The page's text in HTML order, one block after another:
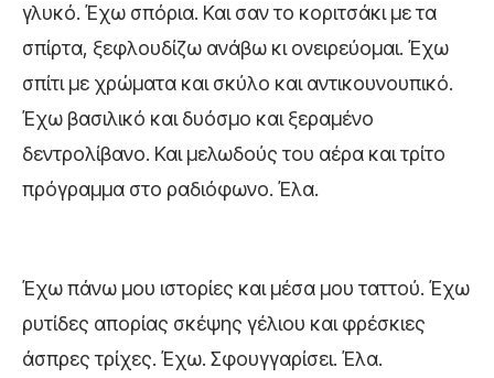
γλυκό. Έχω σπόρια. Και σαν το κοριτσάκι με τα
σπίρτα, ξεφλουδίζω ανάβω κι ονειρεύομαι. Έχω
σπίτι με χρώματα και σκύλο και αντικουνουπικό.
Έχω βασιλικό και δυόσμο και ξεραμένο
δεντρολίβανο. Και μελωδούς του αέρα και τρίτο
πρόγραμμα στο ραδιόφωνο. Έλα.
Έχω πάνω μου ιστορίες και μέσα μου ταττού. Έχω
ρυτίδες απορίας σκέψης γέλιου και φρέσκιες
άσπρες τρίχες. Έχω. Σφουγγαρίσει. Έλα.